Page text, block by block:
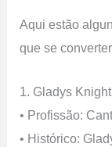
Aqui estão
que se
1. Gladys Knight
• Profissão:
• Histórico: